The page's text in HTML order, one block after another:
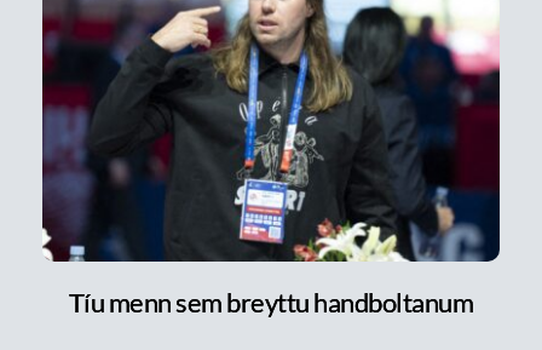
Tíu menn sem breyttu handboltanum